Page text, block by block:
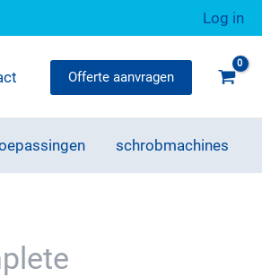
Log in
Offerte aanvragen
schrobmachines